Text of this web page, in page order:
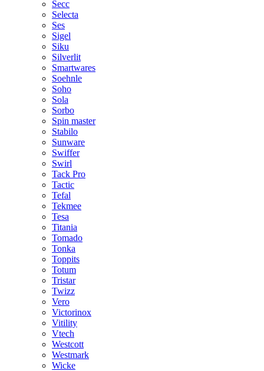
Secc
Selecta
Ses
Sigel
Siku
Silverlit
Smartwares
Soehnle
Soho
Sola
Sorbo
Spin master
Stabilo
Sunware
Swiffer
Swirl
Tack Pro
Tactic
Tefal
Tekmee
Tesa
Titania
Tomado
Tonka
Toppits
Totum
Tristar
Twizz
Vero
Victorinox
Vitility
Vtech
Westcott
Westmark
Wicke